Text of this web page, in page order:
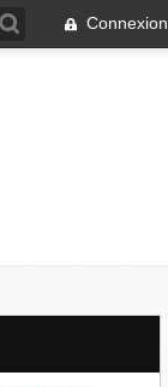
Connexion